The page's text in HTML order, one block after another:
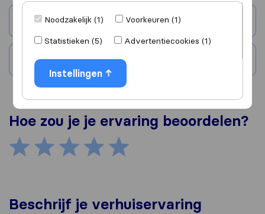
Stad
Land
Hoe zou je je ervaring beoordelen?
Beschrijf je verhuiservaring
Noodzakelijk (1)
Voorkeuren (1)
Statistieken (5)
Advertentiecookies (1)
Instellingen